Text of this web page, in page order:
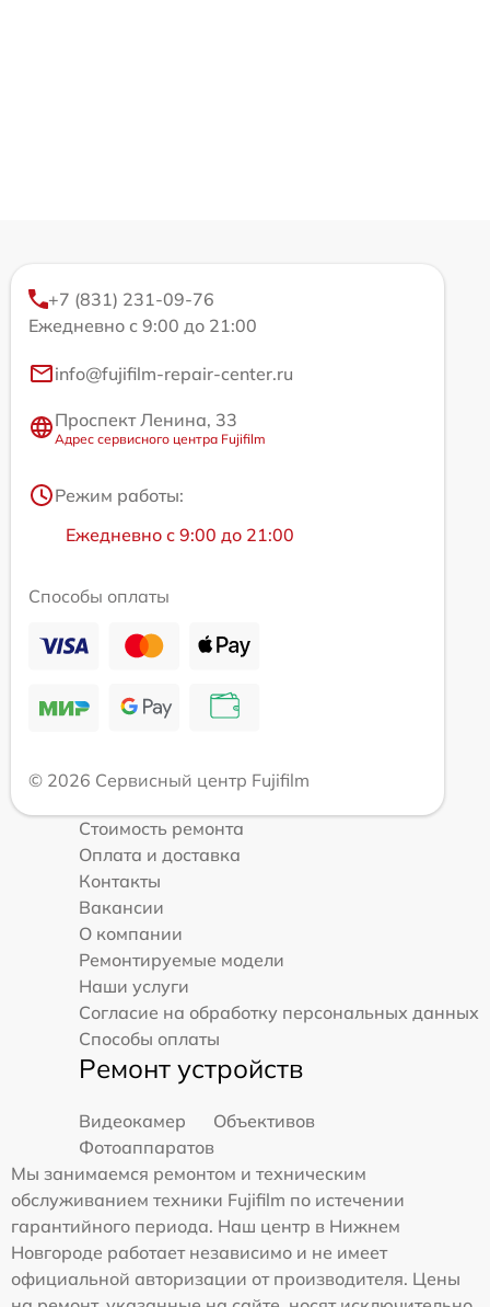
+7 (831) 231-09-76
Ежедневно с 9:00 до 21:00
info@fujifilm-repair-center.ru
Проспект Ленина, 33
Адрес сервисного центра Fujifilm
Режим работы:
Ежедневно с 9:00 до 21:00
Способы оплаты
© 2026 Сервисный центр Fujifilm
Стоимость ремонта
Оплата и доставка
Контакты
Вакансии
О компании
Ремонтируемые модели
Наши услуги
Согласие на обработку персональных данных
Способы оплаты
Ремонт устройств
Видеокамер
Объективов
Фотоаппаратов
Мы занимаемся ремонтом и техническим
обслуживанием техники Fujifilm по истечении
гарантийного периода. Наш центр в Нижнем
Новгороде работает независимо и не имеет
официальной авторизации от производителя. Цены